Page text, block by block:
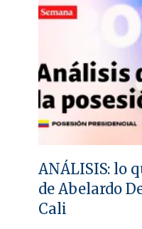
ANÁLISIS: lo
de Abelardo
Cali